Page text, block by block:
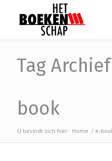
Tag
book
U bevindt zich hier: Home / e-